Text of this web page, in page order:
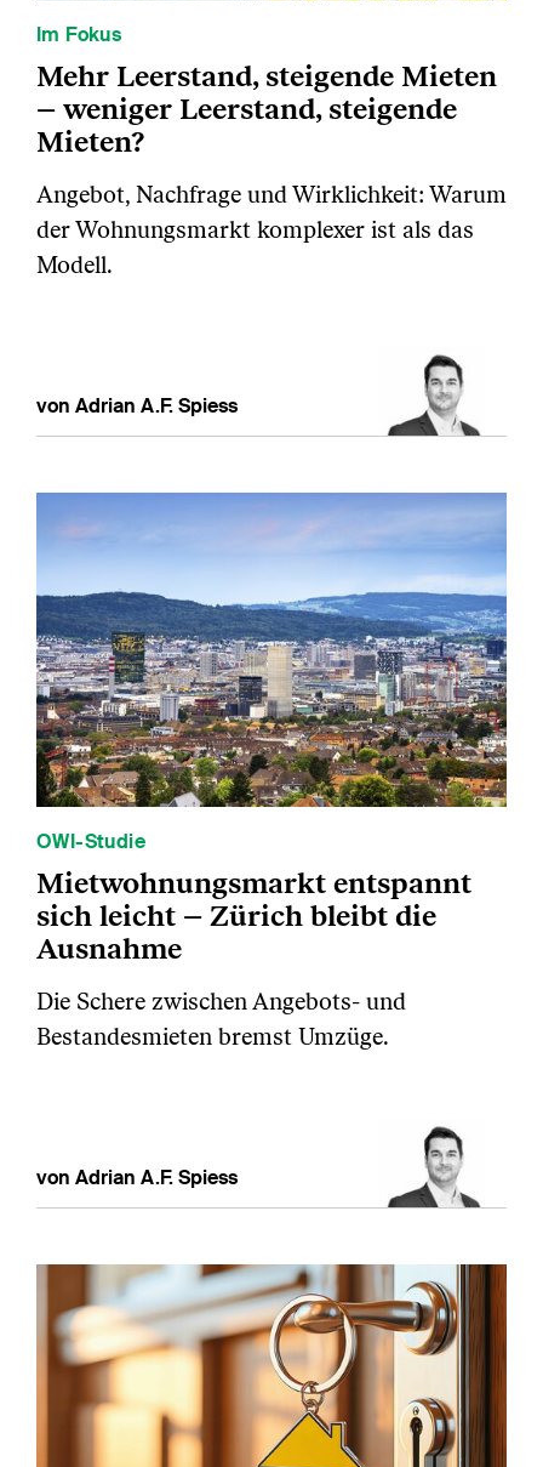
Im Fokus
Mehr Leerstand, steigende Mieten
– weniger Leerstand, steigende
Mieten?
Angebot, Nachfrage und Wirklichkeit: Warum
der Wohnungsmarkt komplexer ist als das
Modell.
von Adrian A.F. Spiess
OWI-Studie
Mietwohnungsmarkt entspannt
sich leicht – Zürich bleibt die
Ausnahme
Die Schere zwischen Angebots- und
Bestandesmieten bremst Umzüge.
von Adrian A.F. Spiess